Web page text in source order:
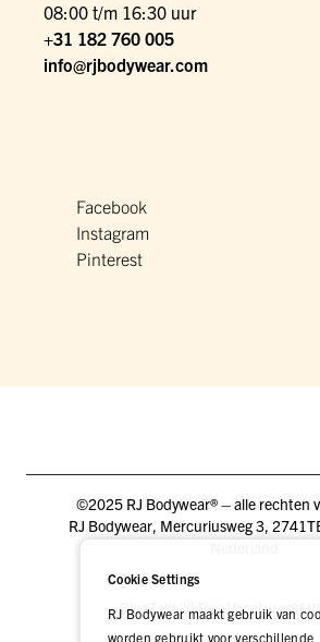
08:00 t/m 16:30 uur
+31 182 760 005
info@rjbodywear.com
Facebook
Instagram
Pinterest
©2025 RJ Bodywear® – alle rechten
RJ Bodywear, Mercuriusweg 3,
BlogZakelijkPers Vacatures
Cookie Settings
RJ Bodywear maakt gebruik van
worden gebruikt voor verschillende